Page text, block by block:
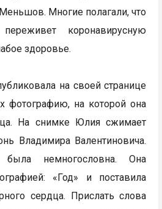
Многие полагали, что
коронавирусную
здоровье.
на своей странице
фотографию, на которой она
На снимке Юлия сжимает
Владимира Валентиновича.
немногословна. Она
«Год» и поставила
сердца. Прислать слова